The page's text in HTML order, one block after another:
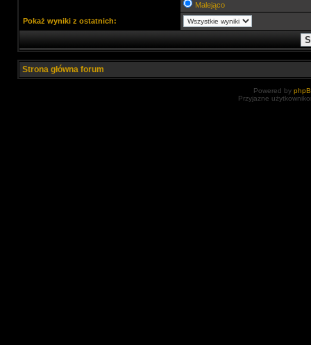
Malejąco
Pokaż wyniki z ostatnich:
Strona główna forum
Powered by
Przyjazne